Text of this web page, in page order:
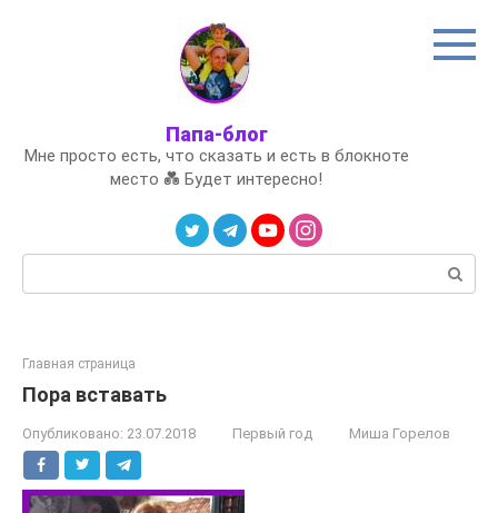
Папа-блог
Мне просто есть, что сказать и есть в блокноте
место 💑 Будет интересно!
Главная страница
Пора вставать
Опубликовано: 23.07.2018 Первый год Миша Горелов